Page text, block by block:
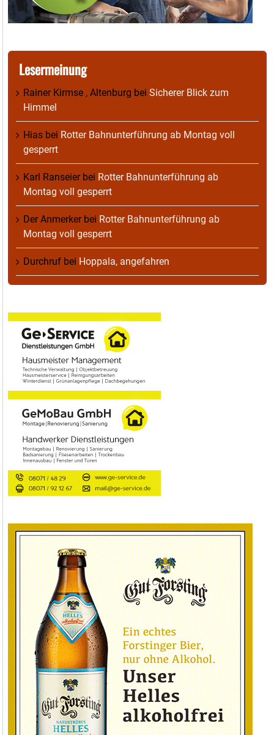
Lesermeinung
Rainer Kirmse , Altenburg bei Sicherer Blick zum
Himmel
Hias bei Rotter Bahnunterführung ab Montag voll
gesperrt
Karl Ranseierbei Rotter Bahnunterführung ab
Montag voll gesperrt
Der Anmerkerbei Rotter Bahnunterführung ab
Montag voll gesperrt
Durchruf bei Hoppala, angefahren